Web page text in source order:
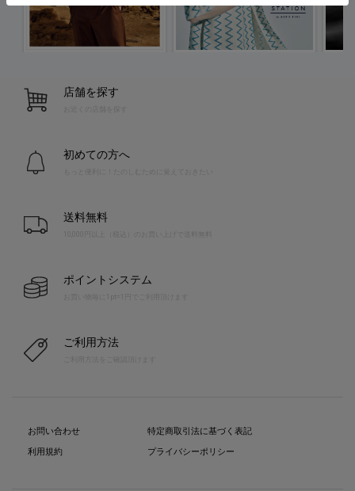
店舗を探す
お近くの店舗を探す
初めての方へ
送料無料
10,000円以上（税込）のお買い上げで送料無料
ポイントシステム
お買い物毎に1pt=1円でご利用頂けます
ご利用方法
お問い合わせ
利用規約
特定商取引法に基づく表記
プライバシーポリシー